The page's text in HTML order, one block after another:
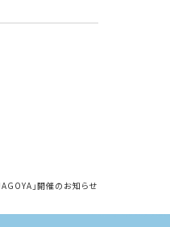
」開催のお知らせ